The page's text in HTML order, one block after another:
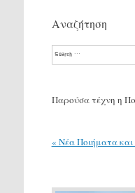
Αναζήτηση
Search
Παρούσα τέχνη η
« Νέα Ποιήματα